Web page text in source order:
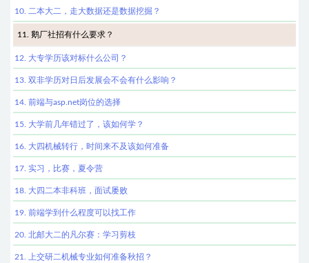
10. 二本大二，走大数据还是数据挖掘？
11. 鹅厂社招有什么要求？
12. 大专学历该对标什么公司？
13. 双非学历对日后发展会不会有什么影响？
14. 前端与asp.net岗位的选择
15. 大学前几年错过了，该如何学？
16. 大四机械转行，时间来不及该如何准备
17. 实习，比赛，夏令营
18. 大四二本非科班，面试屡败
19. 前端学到什么程度可以找工作
20. 北邮大二的凡尔赛：学习剪枝
21. 上交研二机械专业如何准备秋招？